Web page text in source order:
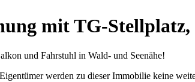
mit TG-
werden zu dieser Immobilie keine